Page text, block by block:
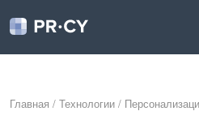
Главная / Технологии /